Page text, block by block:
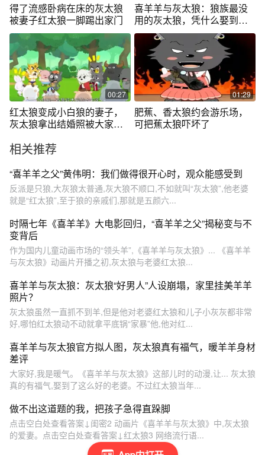
得了流感卧病在床的灰太狼
被妻子红太狼一脚踢出家门
喜羊羊与灰太狼：狼族最没
用的灰太狼，凭什么娶到女
王红太狼？
00:27
红太狼变成小白狼的妻子，
灰太狼拿出结婚照被大家嘲
01:29
肥蕉、香太狼约会游乐场，
可把蕉太狼吓坏了
相关推荐
“喜羊羊之父”黄伟明：我们做得很开心时，观众能感受到
反派是只狼,大灰狼太普通,灰大狼不顺口,不如就叫“灰太狼”,他老婆
就是“红太狼”,至于狼的亲戚们,那就是五颜六...
时隔七年《喜羊羊》大电影回归，“喜羊羊之父”揭秘变与不
变背后
作为国内儿童动画市场的“领头羊”,《喜羊羊与灰太狼》... 《喜羊羊
与灰太狼》动画片开播之初,灰太狼与老婆红太狼...
喜羊羊与灰太狼：灰太狼“好男人”人设崩塌，家里挂美羊羊
照片？
灰太狼虽然一直抓不到羊,但是他对老婆红太狼和儿子小灰灰都非常
好,哪怕红太狼动不动就拿平底锅“家暴”他,他对红...
喜羊羊与灰太狼官方拟人图，灰太狼真有福气，暖羊羊身材
差评
大家好,我是暖气。《喜羊羊与灰太狼》这部儿时的动漫,让... 灰太狼
真的有福气,娶到了这么好的老婆。不过红太狼当年...
做不出这道题的我，把孩子急得直跺脚
点击空白处查看答案↓闺密2 动画片《喜羊羊与灰太狼》中,灰太狼
的爱妻。点击空白处查看答案↓红太狼3 网络流行语...